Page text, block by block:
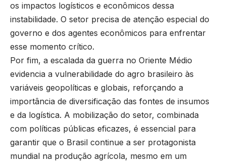
os impactos logísticos e econômicos dessa
instabilidade. O setor precisa de atenção especial do
governo e dos agentes econômicos para enfrentar
esse momento crítico.
Por fim, a escalada da guerra no Oriente Médio
evidencia a vulnerabilidade do agro brasileiro às
variáveis geopolíticas e globais, reforçando a
importância de diversificação das fontes de insumos
e da logística. A mobilização do setor, combinada
com políticas públicas eficazes, é essencial para
garantir que o Brasil continue a ser protagonista
mundial na produção agrícola, mesmo em um